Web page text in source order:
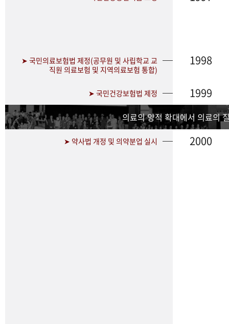
➤ 국민의료보험법 제정(공무원 및 사립학교 교
직원 의료보험 및 지역의료보험 통합)
1998
➤ 국민건강보험법 제정 1999
의료의 양적 확대에서 의료의
➤ 약사법 개정 및 의약분업 실시 2000